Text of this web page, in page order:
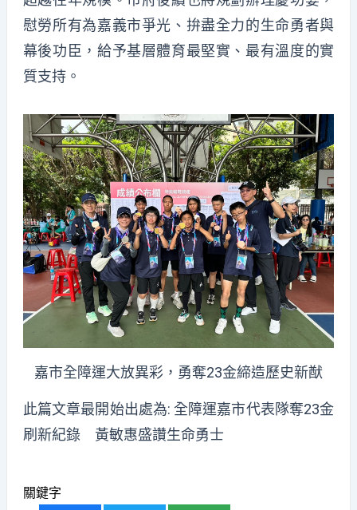
慰勞所有為嘉義市爭光、拚盡全力的生命勇者與
幕後功臣，給予基層體育最堅實、最有溫度的實
質支持。
嘉市全障運大放異彩，勇奪23金締造歷史新猷
此篇文章最開始出處為: 全障運嘉市代表隊奪23金
刷新紀錄 黃敏惠盛讚生命勇士
關鍵字